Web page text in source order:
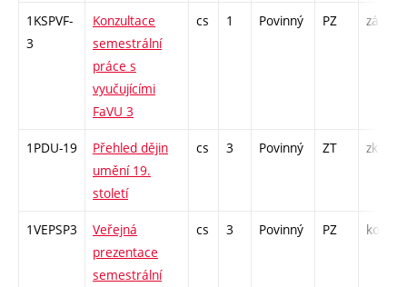
1KSPVF-
3
Konzultace
semestrální
práce s
vyučujícími
FaVU 3
cs 1 Povinný PZ zá
1PDU-19
Přehled dějin
umění 19.
století
cs 3 Povinný ZT zk
1VEPSP3
Veřejná
prezentace
semestrální
cs 3 Povinný PZ kol